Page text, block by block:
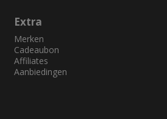
Extra
Merken
Cadeaubon
Affiliates
Aanbiedingen